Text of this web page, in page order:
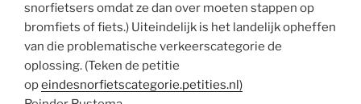
snorfietsers omdat ze dan over moeten stappen op
bromfiets of fiets.) Uiteindelijk is het landelijk opheffen
van die problematische verkeerscategorie de
oplossing. (Teken de petitie
opeindesnorfietscategorie.petities.nl)